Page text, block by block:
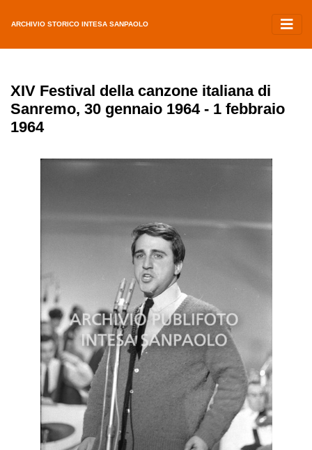
ARCHIVIO STORICO INTESA SANPAOLO
XIV Festival della canzone italiana di
Sanremo, 30 gennaio 1964 - 1 febbraio
1964